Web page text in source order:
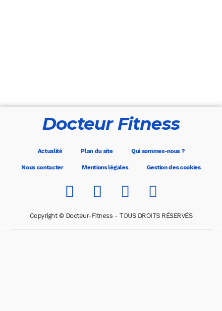
Docteur Fitness
Actualité Plan du site Qui sommes-nous ?
Nous contacter Mentions légales Gestion des cookies
Copyright © Docteur-Fitness - TOUS DROITS RÉSERVÉS